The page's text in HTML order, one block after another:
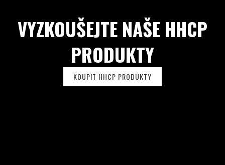
VYZKOUŠEJTE NAŠE HHCP
PRODUKTY
KOUPIT HHCP PRODUKTY